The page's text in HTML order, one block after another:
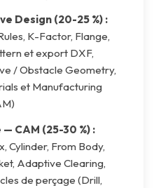
Design (20-25 %) :
K-Factor, Flange,
et export DXF,
/ Obstacle Geometry,
et Manufacturing
CAM (25-30 %) :
Cylinder, From Body,
Adaptive Clearing,
de perçage (Drill,